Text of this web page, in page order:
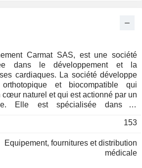
Carmat SAS, est une société
dans le développement et la
cardiaques. La société développe
et biocompatible qui
cœur naturel et qui est actionné par un
Elle est spécialisée dans le
d’alimentation électrique et de
avec des hôpitaux et diverses
tels que l’Hôpital européen
153
Equipement, fournitures et distribution
médicale